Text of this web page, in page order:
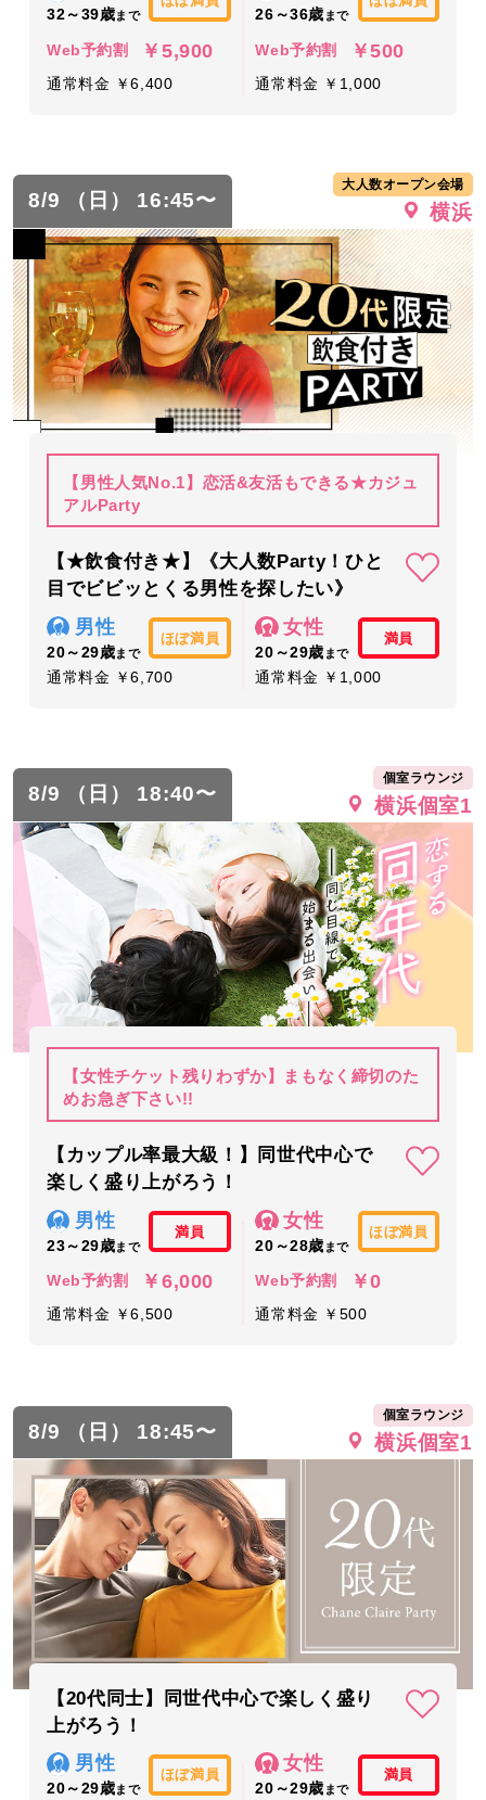
32～39歳まで
Web予約割 ￥5,900
通常料金 ￥6,400
26～36歳 まで
Web予約割 ￥500
通常料金 ￥1,000
8/9 （日） 16:45〜
大人数オープン会場
横浜
【男性人気No.1】恋活&友活もできる★カジュ
アルParty
【★飲食付き★】《大人数Party！ひと
目でビビッとくる男性を探したい》
男性
20～29歳まで
ほぼ満員
通常料金 ￥6,700
女性
20～29歳 まで
満員
通常料金 ￥1,000
8/9 （日） 18:40〜
個室ラウンジ
横浜個室1
【女性チケット残りわずか】まもなく締切のた
めお急ぎ下さい!!
【カップル率最大級！】同世代中心で
楽しく盛り上がろう！
男性
23～29歳まで
満員
Web予約割 ￥6,000
通常料金 ￥6,500
女性
20～28歳 まで
ほぼ満員
Web予約割 ￥0
通常料金 ￥500
8/9 （日） 18:45〜
個室ラウンジ
横浜個室1
【20代同士】同世代中心で楽しく盛り
上がろう！
男性
20～29歳まで
ほぼ満員
女性
20～29歳 まで
満員